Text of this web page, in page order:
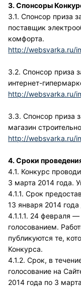
3. Спонсоры
3.1. Спонсор приза
поставщик
комфорта.
http://websvarka.ru/
3.2. Спонсор приза
интернет-
http://websvarka.ru/
3.3. Спонсор приза
магазин
http://websvarka.ru/
4. Сроки
4.1. Конкурс
3 марта 2014 года.
4.1.1. Срок
13 января 2014
4.1.1.1. 24 февраля
голосованием.
публикуются те,
Конкурса.
4.1.2. Срок, в
голосование на
2014 года по 3